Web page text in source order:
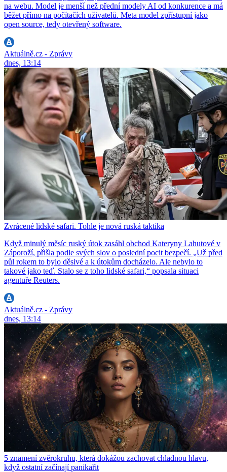
na webu. Model je menší než přední modely AI od konkurence a má
běžet přímo na počítačích uživatelů. Meta model zpřístupní jako
open source, tedy otevřený software.
Aktuálně.cz - Zprávy
dnes, 13:14
Zvrácené lidské safari. Tohle je nová ruská taktika
Když minulý měsíc ruský útok zasáhl obchod Kateryny Lahutové v
Záporoží, přišla podle svých slov o poslední pocit bezpečí. „Už před
půl rokem to bylo děsivé a k útokům docházelo. Ale nebylo to
takové jako teď. Stalo se z toho lidské safari,“ popsala situaci
agentuře Reuters.
Aktuálně.cz - Zprávy
dnes, 13:14
5 znamení zvěrokruhu, která dokážou zachovat chladnou hlavu,
když ostatní začínají panikařit